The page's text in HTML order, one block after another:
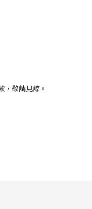
，敬請見諒。